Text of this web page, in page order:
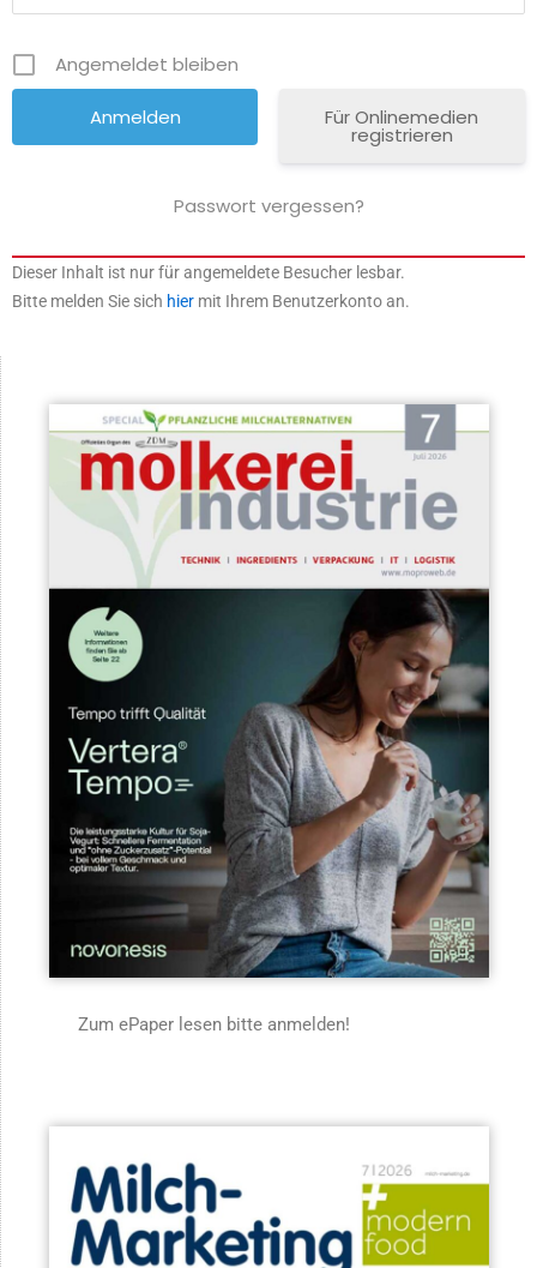
Angemeldet bleiben
Für Onlinemedien
registrieren
Passwort vergessen?
Dieser Inhalt ist nur für angemeldete Besucher lesbar.
Bitte melden Sie sich hier mit Ihrem Benutzerkonto an.
Zum ePaper lesen bitte anmelden!